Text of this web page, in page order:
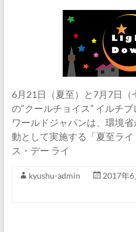
6月21日（夏至）と7月7日
の“クールチョイス” イルチ
ワールドジャパンは、環境
動として実施する「夏至ラ
ス・デー ライ
kyushu-admin 2017年6